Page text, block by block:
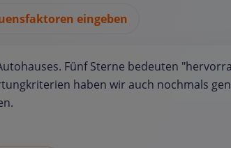
eingeben
Fünf Sterne bedeuten
haben wir auch nochmals